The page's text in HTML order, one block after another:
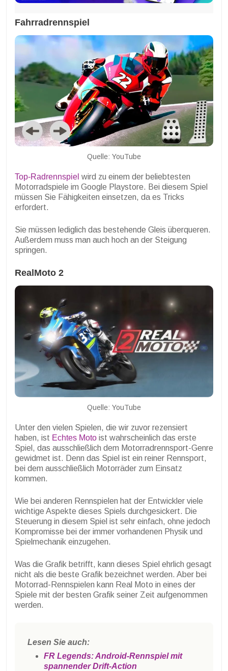
Fahrradrennspiel
Quelle: YouTube
Top-Radrennspiel wird zu einem der beliebtesten
Motorradspiele im Google Playstore. Bei diesem Spiel
müssen Sie Fähigkeiten einsetzen, da es Tricks
erfordert.
Sie müssen lediglich das bestehende Gleis überqueren.
Außerdem muss man auch hoch an der Steigung
springen.
RealMoto 2
Quelle: YouTube
Unter den vielen Spielen, die wir zuvor rezensiert
haben, ist Echtes Moto ist wahrscheinlich das erste
Spiel, das ausschließlich dem Motorradrennsport-Genre
gewidmet ist. Denn das Spiel ist ein reiner Rennsport,
bei dem ausschließlich Motorräder zum Einsatz
kommen.
Wie bei anderen Rennspielen hat der Entwickler viele
wichtige Aspekte dieses Spiels durchgesickert. Die
Steuerung in diesem Spiel ist sehr einfach, ohne jedoch
Kompromisse bei der immer vorhandenen Physik und
Spielmechanik einzugehen.
Was die Grafik betrifft, kann dieses Spiel ehrlich gesagt
nicht als die beste Grafik bezeichnet werden. Aber bei
Motorrad-Rennspielen kann Real Moto in eines der
Spiele mit der besten Grafik seiner Zeit aufgenommen
werden.
Lesen Sie auch:
FR Legends: Android-Rennspiel mit
spannender Drift-Action